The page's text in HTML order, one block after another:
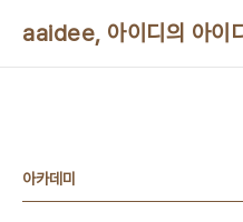
aaidee, 아이디의 아이
아카데미